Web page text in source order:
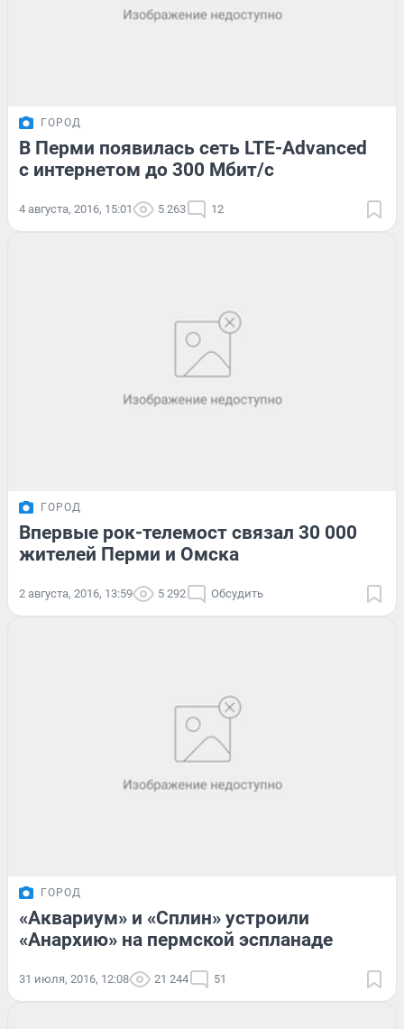
ГОРОД
В Перми появилась сеть LTE-Advanced
с интернетом до 300 Мбит/с
4 августа, 2016, 15:01 5 263 12
ГОРОД
Впервые рок-телемост связал 30 000
жителей Перми и Омска
2 августа, 2016, 13:59 5 292 Обсудить
ГОРОД
«Аквариум» и «Сплин» устроили
«Анархию» на пермской эспланаде
31 июля, 2016, 12:08 21 244 51